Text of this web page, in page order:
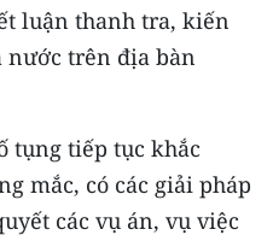
luận thanh tra, kiến
nước trên địa bàn
tụng tiếp tục khắc
mắc, có các giải pháp
các vụ án, vụ việc